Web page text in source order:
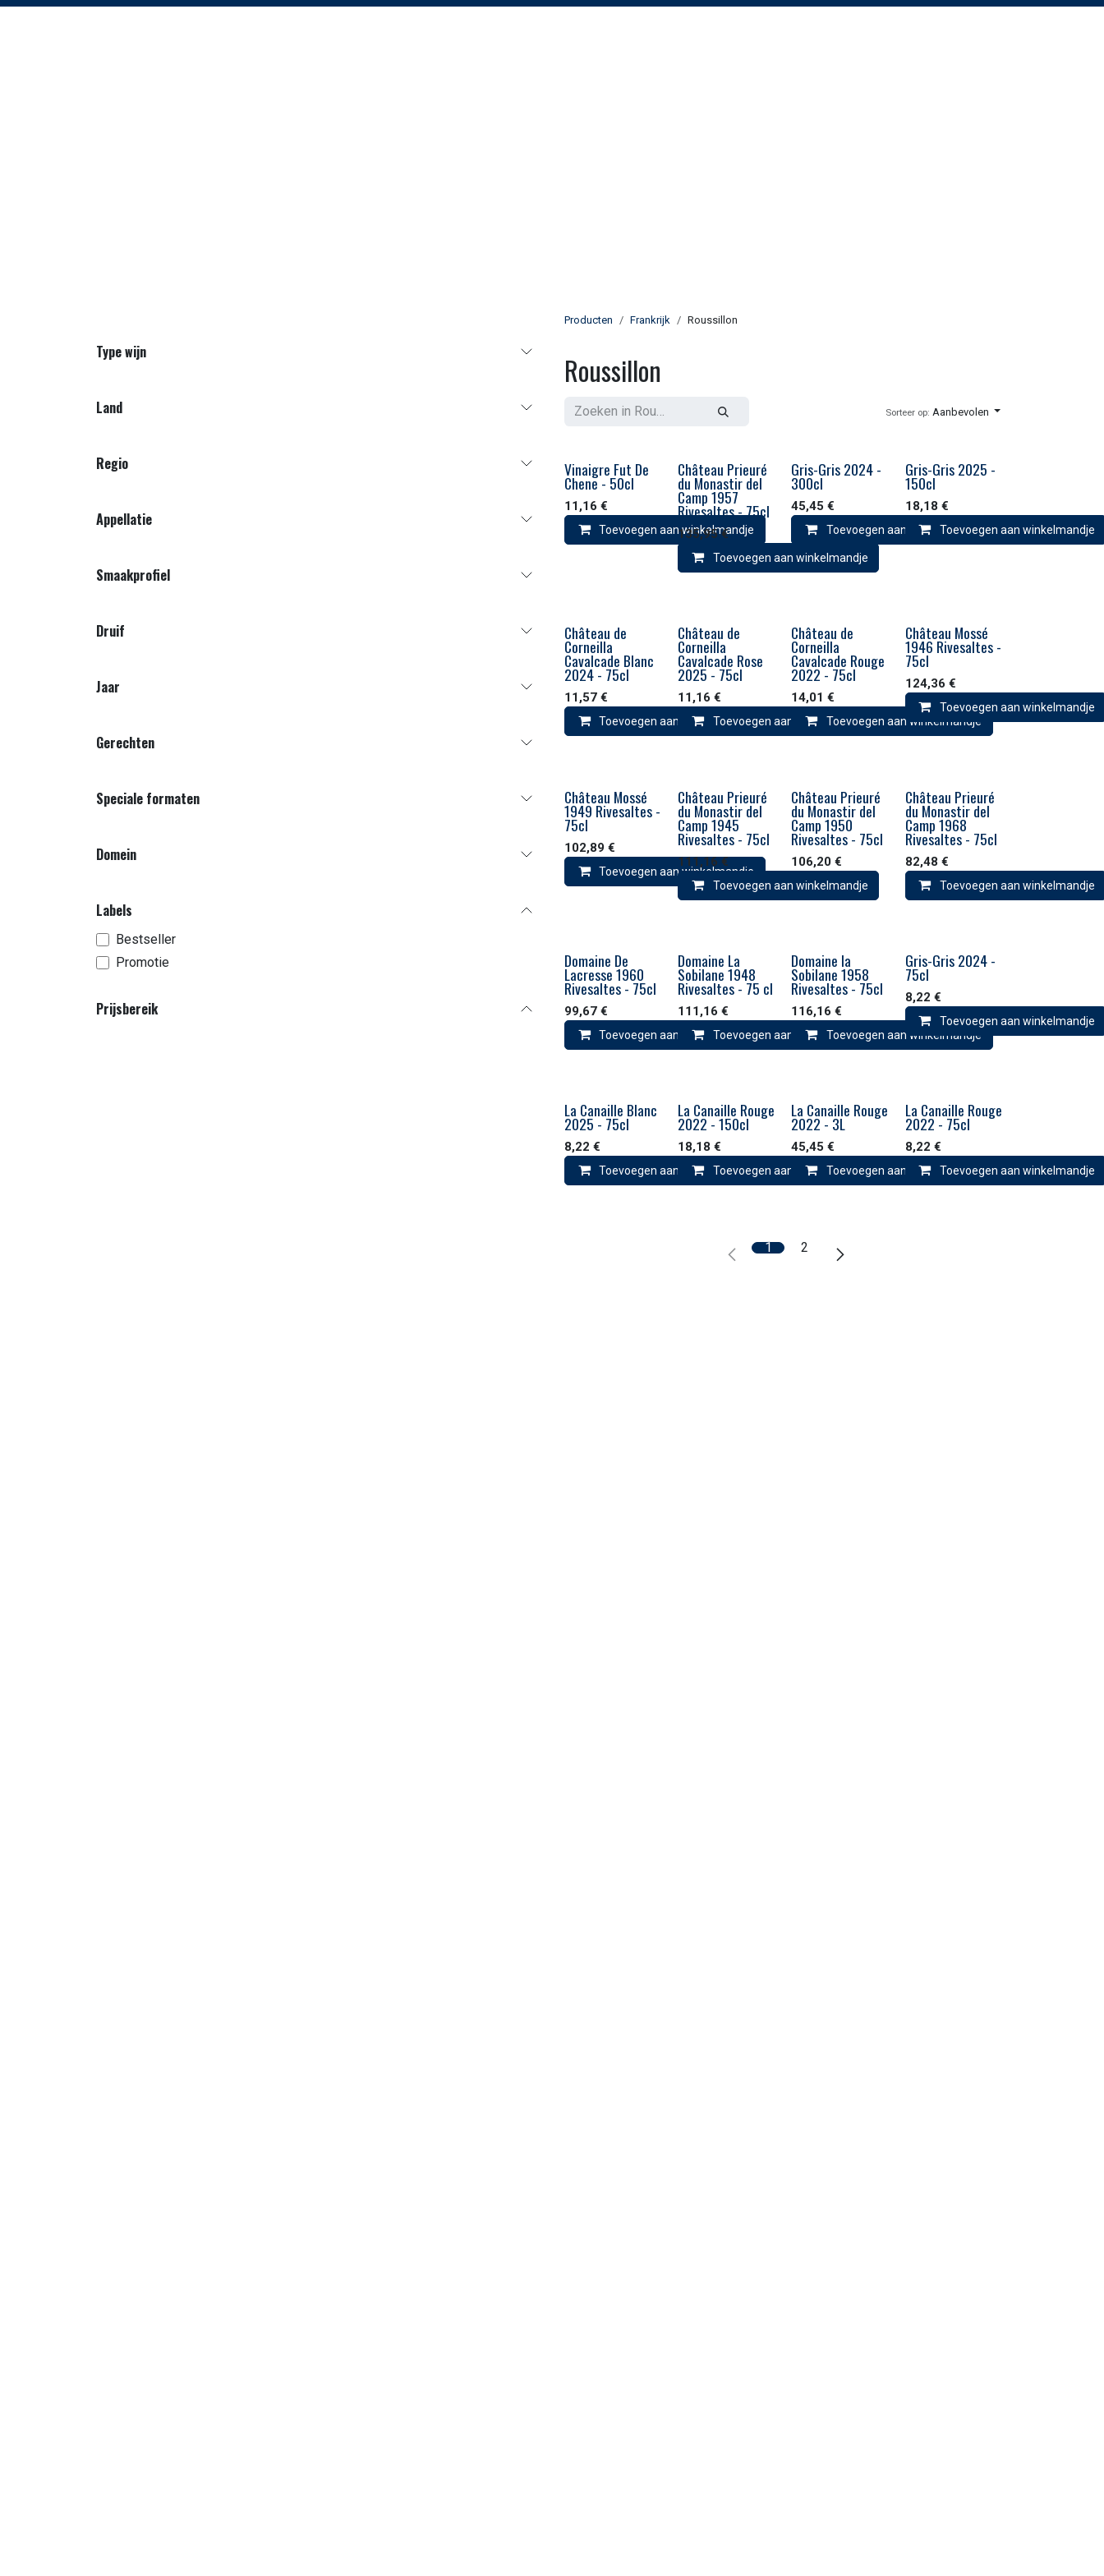
Type wijn
Land
Regio
Appellatie
Smaakprofiel
Druif
Jaar
Gerechten
Speciale formaten
Domein
Labels
Bestseller
Promotie
Prijsbereik
Producten Frankrijk Roussillon
Roussillon
Sorteer op: Aanbevolen
Vinaigre Fut De
Chene - 50cl
11,16 €
Toevoegen aan winkelmandje
Château Prieuré
du Monastir del
Camp 1957
Rivesaltes - 75cl
135,95€
Toevoegen aan winkelmandje
Gris-Gris 2024 -
300cl
45,45 €
Toevoegen aan winkelmandje
Gris-Gris 2025 -
150cl
18,18 €
Toevoegen aan winkelmandje
Château de
Corneilla
Cavalcade Blanc
2024 - 75cl
11,57 €
Toevoegen aan winkelmandje
Château de
Corneilla
Cavalcade Rose
2025 - 75cl
11,16 €
Toevoegen aan winkelmandje
Château de
Corneilla
Cavalcade Rouge
2022 - 75cl
14,01 €
Toevoegen aan winkelmandje
Château Mossé
1946 Rivesaltes -
75cl
124,36 €
Toevoegen aan winkelmandje
Château Mossé
1949 Rivesaltes -
75cl
102,89 €
Toevoegen aan winkelmandje
Château Prieuré
du Monastir del
Camp 1945
Rivesaltes - 75cl
111,16€
Toevoegen aan winkelmandje
Château Prieuré
du Monastir del
Camp 1950
Rivesaltes - 75cl
106,20 €
Château Prieuré
du Monastir del
Camp 1968
Rivesaltes - 75cl
82,48 €
Toevoegen aan winkelmandje
Domaine De
Lacresse 1960
Rivesaltes - 75cl
99,67 €
Toevoegen aan winkelmandje
Domaine La
Sobilane 1948
Rivesaltes - 75 cl
111,16 €
Toevoegen aan winkelmandje
Domaine la
Sobilane 1958
Rivesaltes - 75cl
116,16 €
Toevoegen aan winkelmandje
Gris-Gris 2024 -
75cl
8,22 €
Toevoegen aan winkelmandje
La Canaille Blanc
2025 - 75cl
8,22 €
Toevoegen aan winkelmandje
La Canaille Rouge
2022 - 150cl
18,18 €
Toevoegen aan winkelmandje
La Canaille Rouge
2022 - 3L
45,45 €
Toevoegen aan winkelmandje
La Canaille Rouge
2022 - 75cl
8,22 €
Toevoegen aan winkelmandje
1 2